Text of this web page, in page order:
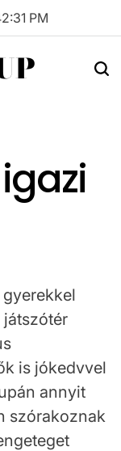
:32 PM
játszótér
is jókedvvel
annyit
szórakoznak